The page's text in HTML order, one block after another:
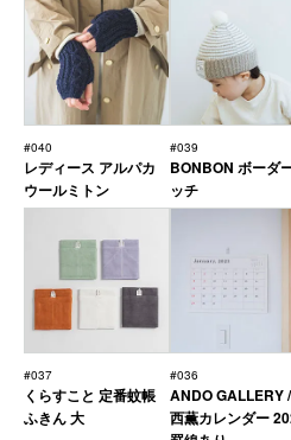
#040
レディース アルパカ
ウールミトン
#039
BONBON ボーダ
ッチ
#037
くらすこと 定番蚊帳
ふきん 大
#036
ANDO GALLERY
西薫カレンダー